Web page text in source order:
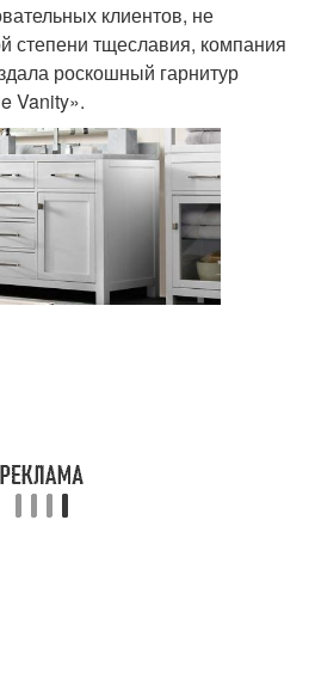
клиентов, не
степени тщеславия, компания
роскошный гарнитур
Vanity».